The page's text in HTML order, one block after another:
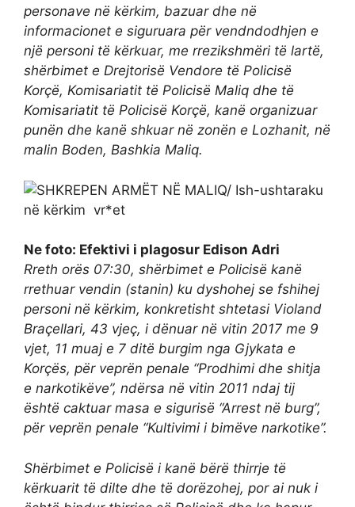
personave në kërkim, bazuar dhe në
informacionet e siguruara për vendndodhjen e
një personi të kërkuar, me rrezikshmëri të lartë,
shërbimet e Drejtorisë Vendore të Policisë
Korçë, Komisariatit të Policisë Maliq dhe të
Komisariatit të Policisë Korçë, kanë organizuar
punën dhe kanë shkuar në zonën e Lozhanit, në
malin Boden, Bashkia Maliq.
Ne foto: Efektivi i plagosur Edison Adri
Rreth orës 07:30, shërbimet e Policisë kanë
rrethuar vendin (stanin) ku dyshohej se fshihej
personi në kërkim, konkretisht shtetasi Violand
Braçellari, 43 vjeç, i dënuar në vitin 2017 me 9
vjet, 11 muaj e 7 ditë burgim nga Gjykata e
Korçës, për veprën penale “Prodhimi dhe shitja
e narkotikëve”, ndërsa në vitin 2011 ndaj tij
është caktuar masa e sigurisë “Arrest në burg”,
për veprën penale “Kultivimi i bimëve narkotike”.
Shërbimet e Policisë i kanë bërë thirrje të
kërkuarit të dilte dhe të dorëzohej, por ai nuk i